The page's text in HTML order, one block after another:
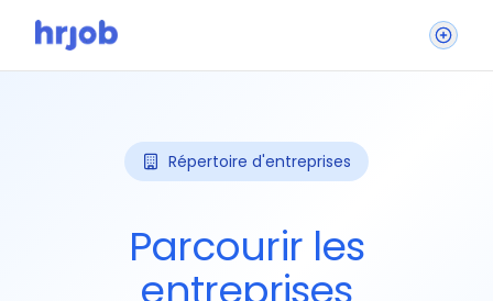
Répertoire d'entreprises
Parcourir les